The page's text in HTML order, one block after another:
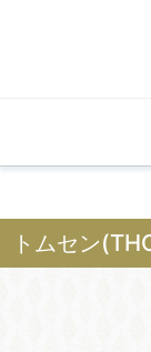
トムセン